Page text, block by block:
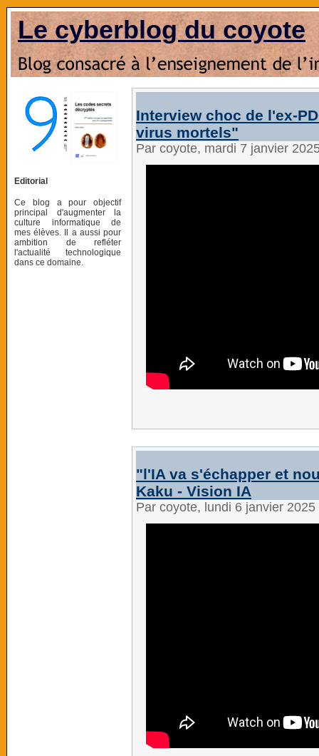
Le cyberblog du coyote
Editorial
Ce blog a pour objectif
principal d'augmenter la
culture informatique de
mes élèves. Il a aussi pour
ambition de refléter
l'actualité technologique
dans ce domaine.
Interview choc de l'ex-
virus mortels"
Par coyote, mardi 7 janvier
"l'IA va s'échapper et
Kaku - Vision IA
Par coyote, lundi 6 janvier